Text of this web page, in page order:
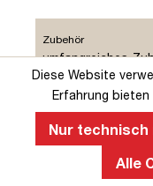
Zubehör
umfangreiches
vorhanden
Belastbarkeit
bis zu 50 kg
Diese Website
Erfahrung bieten
Nur technisch
Alle